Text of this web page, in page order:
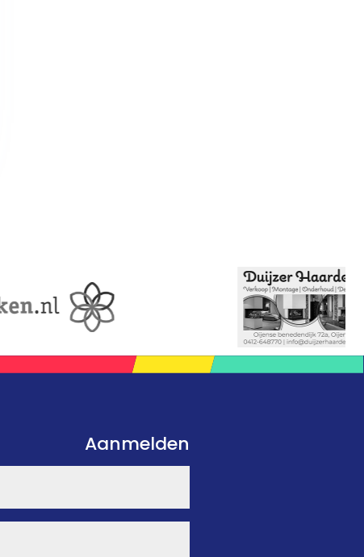
Aanmelden